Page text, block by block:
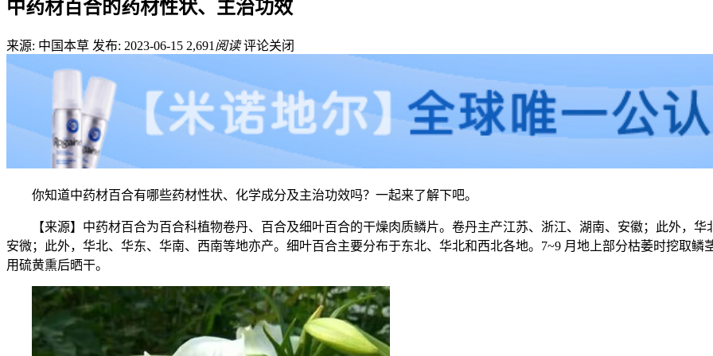
中药材百合的药材性状、主治功效
来源: 中国本草 发布: 2023-06-15 2,691 阅读 评论关闭
你知道中药材百合有哪些药材性状、化学成分及主治功效吗？一起来了解下吧。
【来源】中药材百合为百合科植物卷丹、百合及细叶百合的干燥肉质鳞片。卷丹主产江苏、浙江、湖南、安徽；此外，
安微；此外，华北、华东、华南、西南等地亦产。细叶百合主要分布于东北、华北和西北各地。7~9 月地上部分枯萎时挖取
用硫黄熏后晒干。